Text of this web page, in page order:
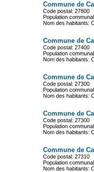
Commune de
Code postal: 27800
Population
Nom des habitants:
Commune de
Code postal: 27400
Population
Nom des habitants:
Commune de
Code postal: 27300
Population
Nom des habitants:
Commune de
Code postal: 27300
Population
Nom des habitants:
Commune de
Code postal: 27310
Population
Nom des habitants: